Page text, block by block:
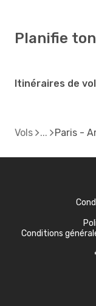
Planifie
Itinéraires de
Vols Paris -
Conditions